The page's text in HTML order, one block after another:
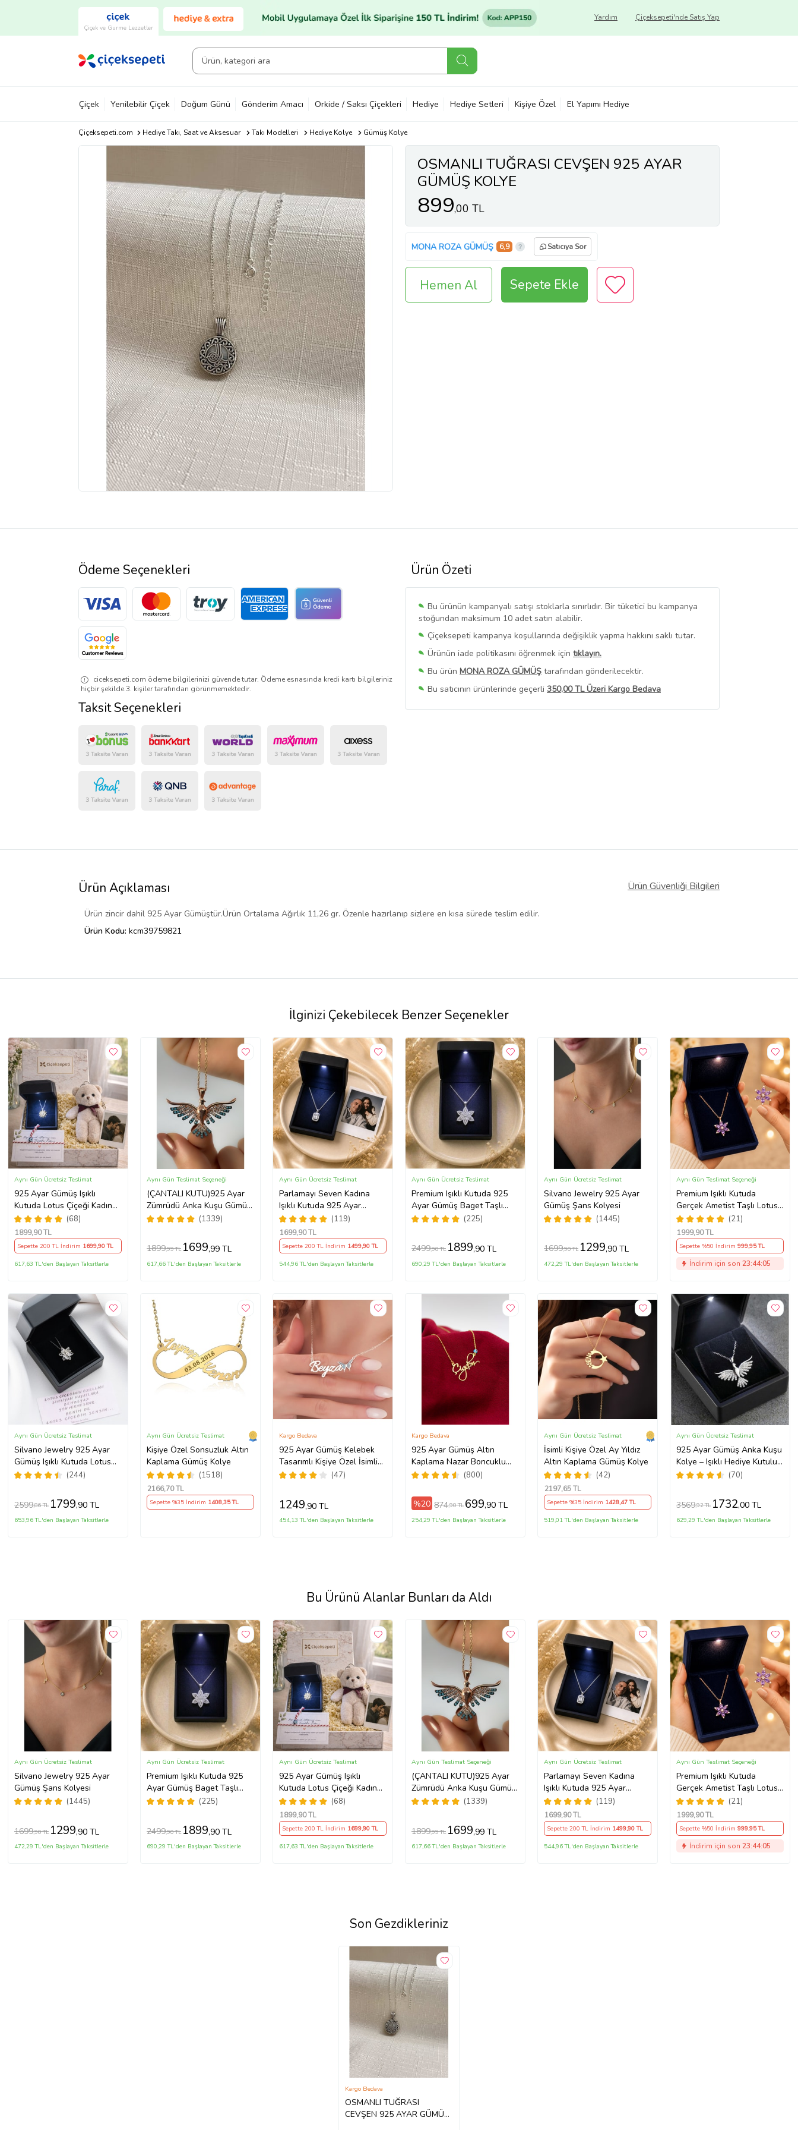
Çiçek ve Gurme Lezzetler
Çiçeksepeti'nde Satış Yap
Yardım
Çiçek Yenilebilir Çiçek Doğum Günü Gönderim Amacı Orkide / Saksı Çiçekleri Hediye Hediye Setleri Kişiye Özel El Yapımı Hediye
Çiçeksepeti.com Hediye Takı, Saat ve Aksesuar Takı Modelleri Hediye Kolye Gümüş Kolye
OSMANLI TUĞRASI CEVŞEN 925 AYAR
GÜMÜŞ KOLYE
899,00 TL
MONA ROZA GÜMÜŞ 6,9 Satıcıya Sor
Hemen Al Sepete Ekle
Ürün Özeti
Bu ürünün kampanyalı satışı stoklarla sınırlıdır. Bir tüketici bu kampanya
stoğundan maksimum 10 adet satın alabilir.
Çiçeksepeti kampanya koşullarında değişiklik yapma hakkını saklı tutar.
Ürünün iade politikasını öğrenmek için tıklayın.
Bu ürün MONA ROZA GÜMÜŞ tarafından gönderilecektir.
Bu satıcının ürünlerinde geçerli 350,00 TL Üzeri Kargo Bedava
Bu SatıcınınTüm Ürünlerini Görüntüle
Ödeme Seçenekleri
ciceksepeti.com ödeme bilgilerinizi güvende tutar. Ödeme esnasında kredi kartı bilgileriniz
hiçbir şekilde 3. kişiler tarafından görünmemektedir.
Taksit Seçenekleri
Ürün Açıklaması Ürün Güvenliği Bilgileri
Ürün zincir dahil 925 Ayar Gümüştür.Ürün Ortalama Ağırlık 11,26 gr. Özenle hazırlanıp sizlere en kısa sürede teslim edilir.
Ürün Kodu: kcm39759821
İlginizi Çekebilecek Benzer Seçenekler
925 Ayar Gümüş Işıklı
Kutuda Lotus Çiçeği Kadın
Kolye , Peluş Ayıcık
Anahtarlık Marteniçka
Bileklik, Polaroid Fotoğraf
Hediye
(68)
Aynı Gün Ücretsiz Teslimat
1899,90 TL
Sepette 200 TL İndirim 1699,90 TL
617,63 TL'den Başlayan Taksitlerle
(ÇANTALI KUTU)925 Ayar
Zümrüdü Anka Kuşu Gümüş
Kadın Kolye - MAVİ
(1339)
Aynı Gün Teslimat Seçeneği
1899,99 TL 1699,99 TL
617,66 TL'den Başlayan Taksitlerle
Parlamayı Seven Kadına
Işıklı Kutuda 925 Ayar
Gümüş Baget Kolye - Kişiye
Özel Fotoğraf Hediye
(119)
Aynı Gün Ücretsiz Teslimat
1699,90 TL
Sepette 200 TL İndirim 1499,90 TL
544,96 TL'den Başlayan Taksitlerle
Premium Işıklı Kutuda 925
Ayar Gümüş Baget Taşlı
Lotus Çiçeği Kolye
(225)
Aynı Gün Ücretsiz Teslimat
2499,90 TL 1899,90 TL
690,29 TL'den Başlayan Taksitlerle
Silvano Jewelry 925 Ayar
Gümüş Şans Kolyesi
(1445)
Aynı Gün Ücretsiz Teslimat
1699,90 TL 1299,90 TL
472,29 TL'den Başlayan Taksitlerle
Premium Işıklı Kutuda
Gerçek Ametist Taşlı Lotus
Kolye – 925 Ayar Gümüş
Kadın Kolye
(21)
Aynı Gün Teslimat Seçeneği
1999,90 TL
Sepette %50 İndirim999,95 TL
İndirim için son23:44:04
Silvano Jewelry 925 Ayar
Gümüş Işıklı Kutuda Lotus
Kolye
(244)
Aynı Gün Ücretsiz Teslimat
2599,86 TL 1799,90 TL
653,96 TL'den Başlayan Taksitlerle
Kişiye Özel Sonsuzluk Altın
Kaplama Gümüş Kolye
(1518)
Aynı Gün Ücretsiz Teslimat
2166,70 TL
Sepette %35 İndirim 1408,35 TL
925 Ayar Gümüş Kelebek
Tasarımlı Kişiye Özel İsimli
Kadın Kolye Anneye
Hediye,Arkadaşa
Hediye,Doğum Günü
Hediyesi,Eşe Hediye
(47)
Kargo Bedava
1249,90 TL
454,13 TL'den Başlayan Taksitlerle
925 Ayar Gümüş Altın
Kaplama Nazar Boncuklu
Kişiye Özel El Yazılı Kolye
(800)
Kargo Bedava
%20 874,90 TL 699,90 TL
254,29 TL'den Başlayan Taksitlerle
İsimli Kişiye Özel Ay Yıldız
Altın Kaplama Gümüş Kolye
(42)
Aynı Gün Ücretsiz Teslimat
2197,65 TL
Sepette %35 İndirim 1428,47 TL
519,01 TL'den Başlayan Taksitlerle
925 Ayar Gümüş Anka Kuşu
Kolye – Işıklı Hediye Kutulu
Zarif Kadın Kolyesi
(70)
Aynı Gün Ücretsiz Teslimat
3569,92 TL 1732,00 TL
629,29 TL'den Başlayan Taksitlerle
Bu Ürünü Alanlar Bunları da Aldı
Silvano Jewelry 925 Ayar
Gümüş Şans Kolyesi
(1445)
Aynı Gün Ücretsiz Teslimat
1699,90 TL 1299,90 TL
472,29 TL'den Başlayan Taksitlerle
Premium Işıklı Kutuda 925
Ayar Gümüş Baget Taşlı
Lotus Çiçeği Kolye
(225)
Aynı Gün Ücretsiz Teslimat
2499,90 TL 1899,90 TL
690,29 TL'den Başlayan Taksitlerle
925 Ayar Gümüş Işıklı
Kutuda Lotus Çiçeği Kadın
Kolye , Peluş Ayıcık
Anahtarlık Marteniçka
Bileklik, Polaroid Fotoğraf
Hediye
(68)
Aynı Gün Ücretsiz Teslimat
1899,90 TL
Sepette 200 TL İndirim 1699,90 TL
617,63 TL'den Başlayan Taksitlerle
(ÇANTALI KUTU)925 Ayar
Zümrüdü Anka Kuşu Gümüş
Kadın Kolye - MAVİ
(1339)
Aynı Gün Teslimat Seçeneği
1899,99 TL 1699,99 TL
617,66 TL'den Başlayan Taksitlerle
Parlamayı Seven Kadına
Işıklı Kutuda 925 Ayar
Gümüş Baget Kolye - Kişiye
Özel Fotoğraf Hediye
(119)
Aynı Gün Ücretsiz Teslimat
1699,90 TL
Sepette 200 TL İndirim 1499,90 TL
544,96 TL'den Başlayan Taksitlerle
Premium Işıklı Kutuda
Gerçek Ametist Taşlı Lotus
Kolye – 925 Ayar Gümüş
Kadın Kolye
(21)
Aynı Gün Teslimat Seçeneği
1999,90 TL
Sepette %50 İndirim999,95 TL
İndirim için son23:44:04
Son Gezdikleriniz
OSMANLI TUĞRASI
CEVŞEN 925 AYAR GÜMÜŞ
Kargo Bedava